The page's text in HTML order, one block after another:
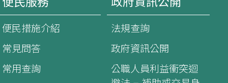
便民措施介紹
常見問答
常用查詢
法規查詢
政府資訊公開
公職人員利益衝突迴